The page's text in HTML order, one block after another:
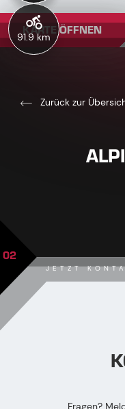
91.9 km
KARTE ÖFFNEN
Zurück zur
JETZT
02
Fragen?